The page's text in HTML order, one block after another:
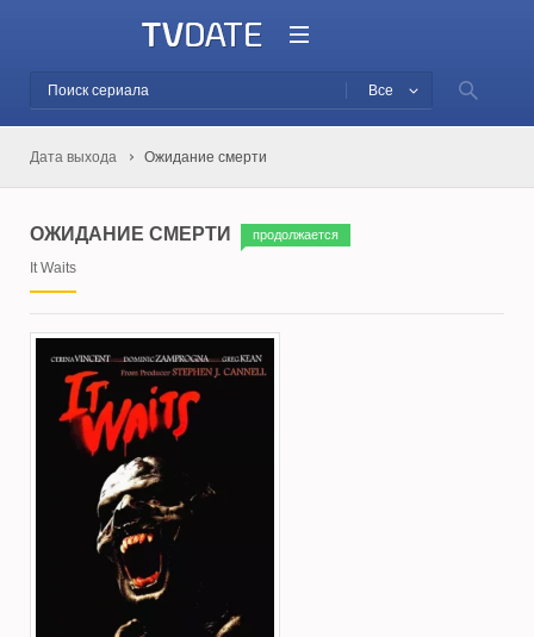
Все
Дата выхода Ожидание смерти
ОЖИДАНИЕ СМЕРТИ продолжается
It Waits